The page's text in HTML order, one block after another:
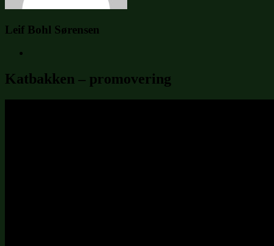
Leif Bohl Sørensen
Katbakken – promovering